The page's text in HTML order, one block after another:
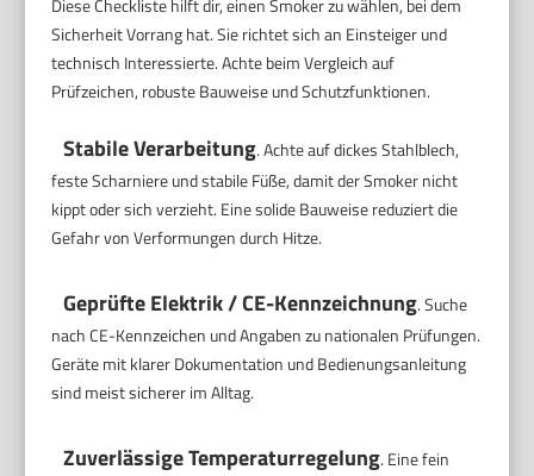
Diese Checkliste hilft dir, einen Smoker zu wählen, bei dem
Sicherheit Vorrang hat. Sie richtet sich an Einsteiger und
technisch Interessierte. Achte beim Vergleich auf
Prüfzeichen, robuste Bauweise und Schutzfunktionen.
Stabile Verarbeitung. Achte auf dickes Stahlblech,
feste Scharniere und stabile Füße, damit der Smoker nicht
kippt oder sich verzieht. Eine solide Bauweise reduziert die
Gefahr von Verformungen durch Hitze.
Geprüfte Elektrik / CE-Kennzeichnung. Suche
nach CE-Kennzeichen und Angaben zu nationalen Prüfungen.
Geräte mit klarer Dokumentation und Bedienungsanleitung
sind meist sicherer im Alltag.
Zuverlässige Temperaturregelung. Eine fein